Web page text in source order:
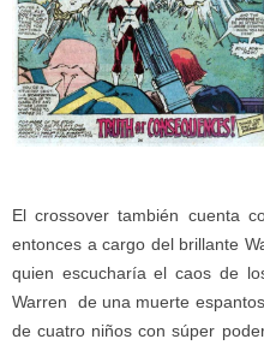
El crossover también cuenta
entonces a cargo del brillante
quien escucharía el caos de
Warren de una muerte
de cuatro niños con súper